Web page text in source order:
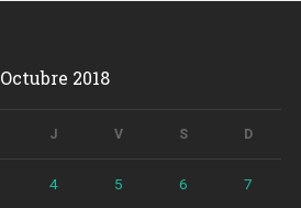
Octubre 2018
J V S D
4 5 6 7